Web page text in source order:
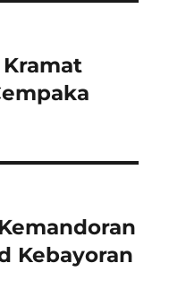
Kebayoran